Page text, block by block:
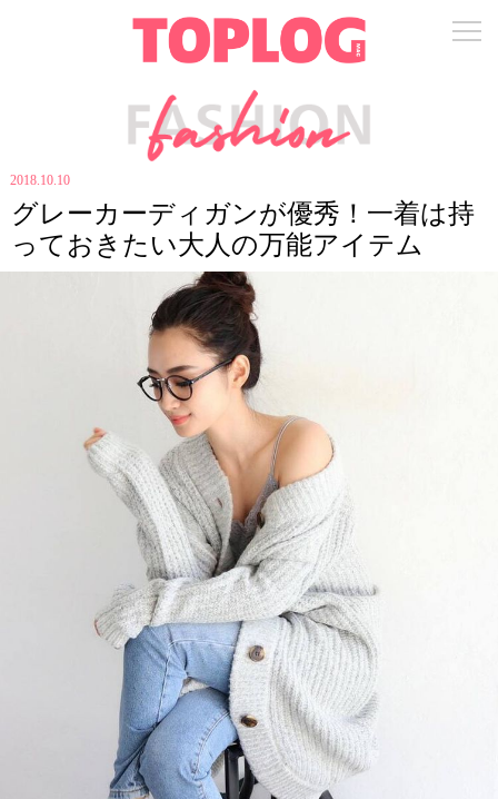
2018.10.10
グレーカーディガンが優秀！一着は持
っておきたい大人の万能アイテム